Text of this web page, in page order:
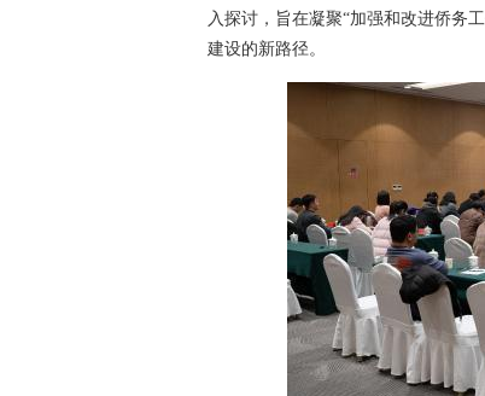
入探讨，旨在凝聚“加强和改进侨务
建设的新路径。